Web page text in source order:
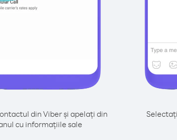
din Viber și apelați din
cu informațiile sale